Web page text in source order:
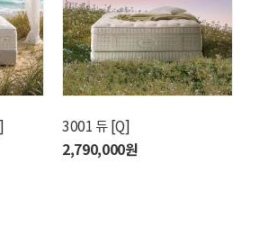
카리브2 M 매트리스 [K]
1,190,000원
3001 듀 [Q]
2,790,000원